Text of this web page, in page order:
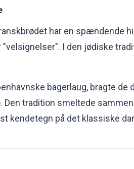
har en spændende
"velsignelser". I den jødiske
bagerlaug, bragte de
tradition smeltede
kendetegn på det klassiske